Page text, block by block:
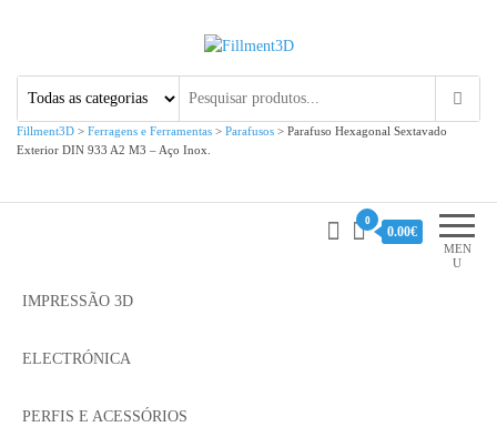
Fillment3D
Fillment3D > Ferragens e Ferramentas > Parafusos > Parafuso Hexagonal Sextavado
Exterior DIN 933 A2 M3 – Aço Inox.
MEN
U
0
0.00€
IMPRESSÃO 3D
ELECTRÓNICA
PERFIS E ACESSÓRIOS